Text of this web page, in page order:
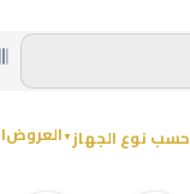
حسب نوع الجهاز ▼العروض